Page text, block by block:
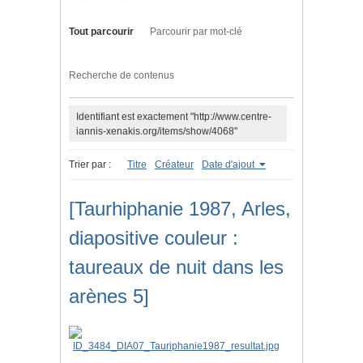
Tout parcourir Parcourir par mot-clé
Recherche de contenus
Identifiant est exactement "http://www.centre-
iannis-xenakis.org/items/show/4068"
Trier par : Titre Créateur Date d'ajout
[Taurhiphanie 1987, Arles,
diapositive couleur :
taureaux de nuit dans les
arènes 5]